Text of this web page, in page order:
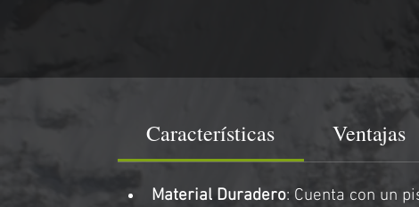
Características Ventajas
Material Duradero: Cuenta con un